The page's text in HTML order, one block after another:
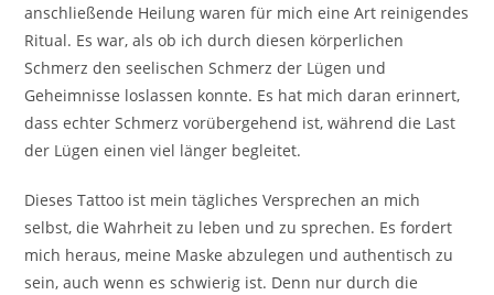
anschließende Heilung waren für mich eine Art reinigendes
Ritual. Es war, als ob ich durch diesen körperlichen
Schmerz den seelischen Schmerz der Lügen und
Geheimnisse loslassen konnte. Es hat mich daran erinnert,
dass echter Schmerz vorübergehend ist, während die Last
der Lügen einen viel länger begleitet.
Dieses Tattoo ist mein tägliches Versprechen an mich
selbst, die Wahrheit zu leben und zu sprechen. Es fordert
mich heraus, meine Maske abzulegen und authentisch zu
sein, auch wenn es schwierig ist. Denn nur durch die